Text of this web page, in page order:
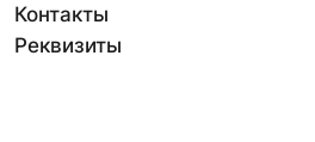
Контакты
Реквизиты